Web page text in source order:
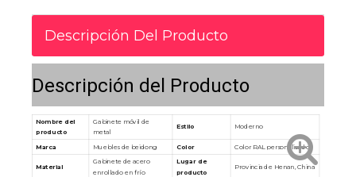
Descripción Del Producto
Descripción del Producto
Nombre del
producto
Gabinete móvil de
metal
Estilo Moderno
Marca Muebles de beidong Color Color RAL personalizado
Material
Gabinete de acero
enrollado en frío
Lugar de
producto
Provincia de Henan, China